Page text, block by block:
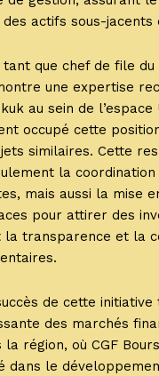
actifs sous-jacents
tant que chef de file du
une expertise
au sein de l’espace
occupé cette
similaires. Cette
la
mais aussi la mise
pour attirer des
la transparence et la
de cette initiative
des marchés
la région, où CGF
dans le